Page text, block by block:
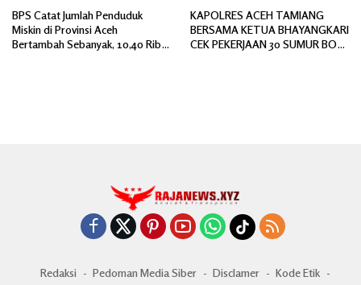
BPS Catat Jumlah Penduduk
Miskin di Provinsi Aceh
Bertambah Sebanyak, 10,40 Ribu
KAPOLRES ACEH TAMIANG
BERSAMA KETUA BHAYANGKARI
CEK PEKERJAAN 30 SUMUR BOR
Redaksi Pedoman Media Siber Disclamer
Kode Etik